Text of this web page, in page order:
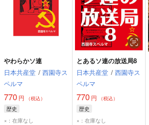
やわらかソ連
日本共産堂 / 西園寺ス
ペルマ
770 円 （税込）
歴史
×：在庫なし
とあるソ連の放送局8
日本共産堂 / 西園寺ス
ペルマ
770 円 （税込）
歴史
×：在庫なし